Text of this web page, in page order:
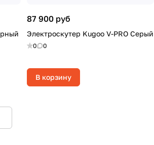
87 900 руб
Электроскутер Kugoo V-PRO Серый
0 0
В корзину